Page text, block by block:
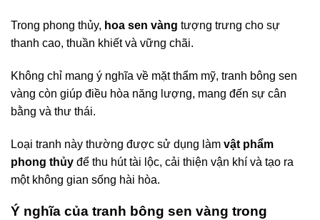
Trong phong thủy, hoa sen vàng tượng trưng cho sự
thanh cao, thuần khiết và vững chãi.
Không chỉ mang ý nghĩa về mặt thẩm mỹ, tranh bông sen
vàng còn giúp điều hòa năng lượng, mang đến sự cân
bằng và thư thái.
Loại tranh này thường được sử dụng làm vật phẩm
phong thủy để thu hút tài lộc, cải thiện vận khí và tạo ra
một không gian sống hài hòa.
Ý nghĩa của tranh bông sen vàng trong